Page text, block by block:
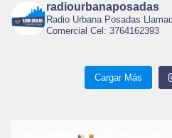
radiourbanaposadas
Radio Urbana Posadas
Comercial Cel: 3764162393
Cargar Más